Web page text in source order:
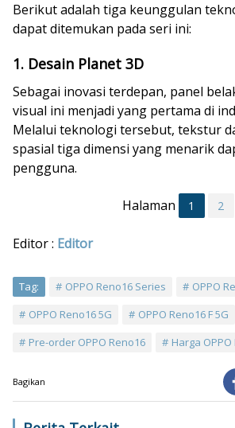
Berikut adalah tiga keunggulan
dapat ditemukan pada seri ini:
1. Desain Planet 3D
Sebagai inovasi terdepan, panel
visual ini menjadi yang pertama di
Melalui teknologi tersebut, tekstur
spasial tiga dimensi yang menarik
pengguna.
Halaman 1 2
Editor : Editor
Tag: OPPO Reno16 Series
OPPO
OPPO Reno16 5G
OPPO Reno16 F 5G
Pre-order OPPO Reno16
Harga
Bagikan